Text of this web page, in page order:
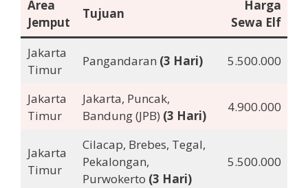
Area
Jemput
Tujuan
Harga
Sewa Elf
Jakarta
Timur
Pangandaran (3 Hari) 5.500.000
Jakarta
Timur
Jakarta, Puncak,
Bandung (JPB) (3 Hari)
4.900.000
Jakarta
Timur
Cilacap, Brebes, Tegal,
Pekalongan,
Purwokerto (3 Hari)
5.500.000